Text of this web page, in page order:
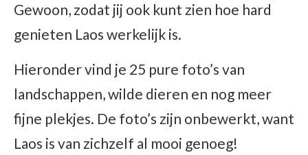
Gewoon, zodat jij ook kunt zien hoe hard
genieten Laos werkelijk is.
Hieronder vind je 25 pure foto’s van
landschappen, wilde dieren en nog meer
fijne plekjes. De foto’s zijn onbewerkt, want
Laos is van zichzelf al mooi genoeg!